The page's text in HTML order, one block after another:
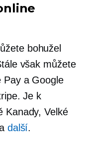
bohužel
však můžete
Pay a Google
Je k
Kanady, Velké
další.